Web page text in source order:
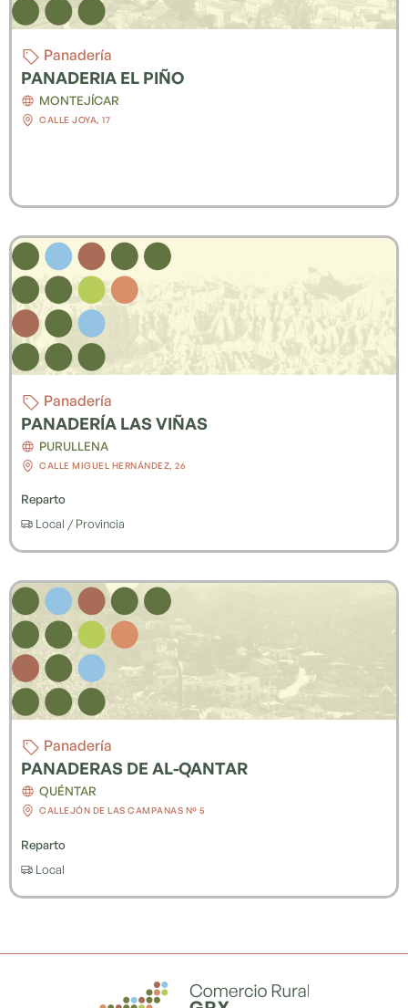
Panadería
PANADERIA EL PIÑO
MONTEJÍCAR
CALLE JOYA, 17
Panadería
PANADERÍA LAS VIÑAS
PURULLENA
CALLE MIGUEL HERNÁNDEZ, 26
Reparto
Local / Provincia
Panadería
PANADERAS DE AL-QANTAR
QUÉNTAR
CALLEJÓN DE LAS CAMPANAS Nº 5
Reparto
Local